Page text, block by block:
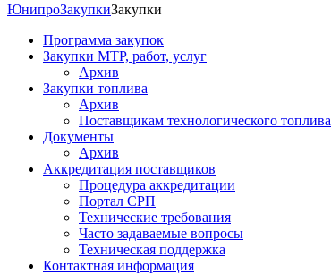
ЮнипроЗакупкиЗакупки
Программа закупок
Закупки МТР, работ, услуг
Архив
Закупки топлива
Архив
Поставщикам технологического топлива
Документы
Архив
Аккредитация поставщиков
Процедура аккредитации
Портал СРП
Технические требования
Часто задаваемые вопросы
Техническая поддержка
Контактная информация